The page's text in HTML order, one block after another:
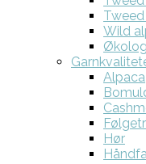
Wild
Alpaca
Hør